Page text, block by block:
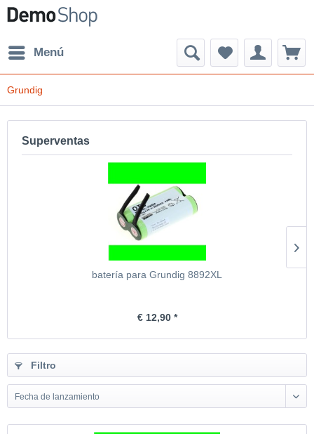
Menú
Grundig
Superventas
batería para Grundig 8892XL
€ 12,90 *
Filtro
Fecha de lanzamiento